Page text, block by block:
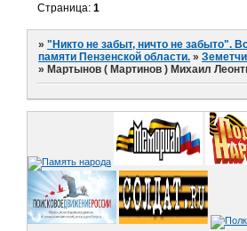
Страница:1
»"Никто не забыт, ничто не забыто".
памяти Пензенской области. »
» Мартынов ( Мартинов ) Михаил